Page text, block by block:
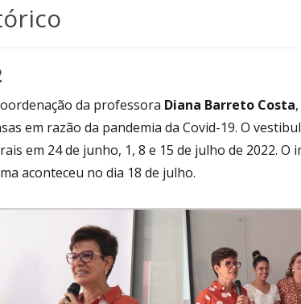
da professora Diana Barreto Costa
em razão da pandemia da Covid-19. O
em 24 de junho, 1, 8 e 15 de julho de 2022.
aconteceu no dia 18 de julho.